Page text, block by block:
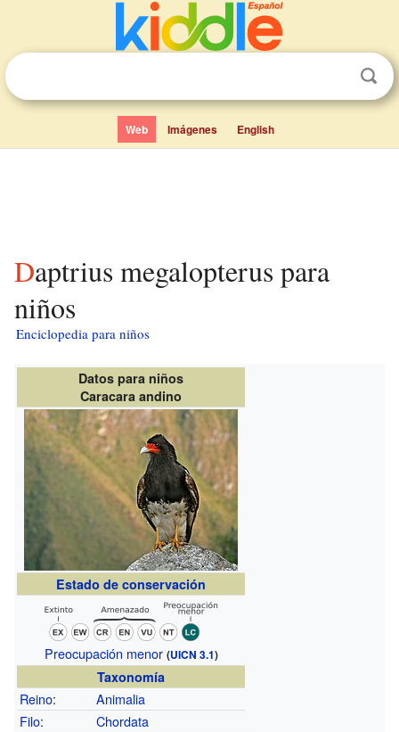
Web Imágenes English
Daptrius megalopterus para
niños
Enciclopedia para niños
Datos para niños
Caracara andino
Estado de conservación
Preocupación menor (UICN 3.1)
Taxonomía
Reino:
Animalia
Filo:
Chordata